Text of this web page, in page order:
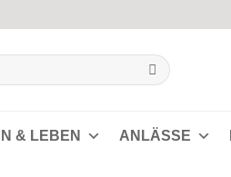
& LEBEN ANLÄSSE